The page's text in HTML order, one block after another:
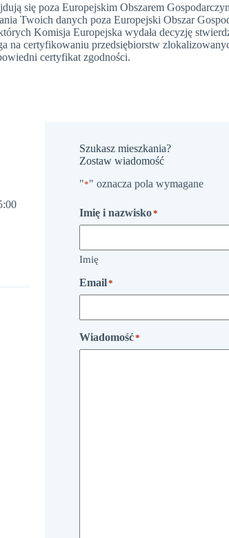
się poza Europejskim Obszarem
Twoich danych poza Europejski Obszar
Komisja Europejska wydała decyzję
na certyfikowaniu przedsiębiorstw
certyfikat zgodności.
Szukasz mieszkania?
Zostaw wiadomość
"*" oznacza pola wymagane
Imię i nazwisko*
Imię
Email*
Wiadomość*